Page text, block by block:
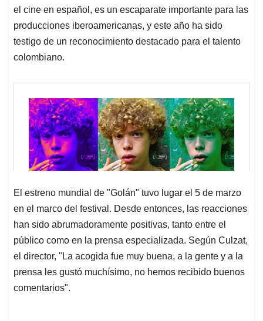
el cine en español, es un escaparate importante para las
producciones iberoamericanas, y este año ha sido
testigo de un reconocimiento destacado para el talento
colombiano.
El estreno mundial de "Golán" tuvo lugar el 5 de marzo
en el marco del festival. Desde entonces, las reacciones
han sido abrumadoramente positivas, tanto entre el
público como en la prensa especializada. Según Culzat,
el director, "La acogida fue muy buena, a la gente y a la
prensa les gustó muchísimo, no hemos recibido buenos
comentarios".